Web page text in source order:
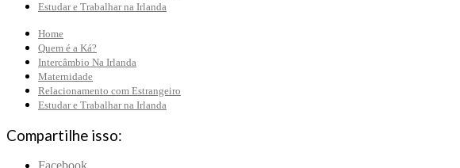
Estudar e Trabalhar na Irlanda
Home
Quem é a Ká?
Intercâmbio Na Irlanda
Maternidade
Relacionamento com Estrangeiro
Estudar e Trabalhar na Irlanda
Compartilhe isso: